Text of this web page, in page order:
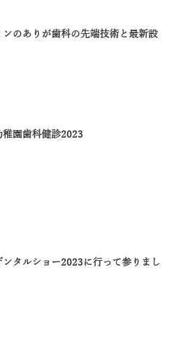
ンのありが歯科の先端技術と最新設
稚園歯科健診2023
ンタルショー2023に行って参りまし